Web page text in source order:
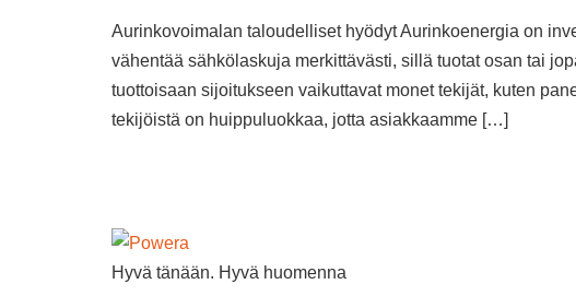
Aurinkovoimalan taloudelliset hyödyt Aurinkoenergia on
vähentää sähkölaskuja merkittävästi, sillä tuotat osan tai
tuottoisaan sijoitukseen vaikuttavat monet tekijät, kuten
tekijöistä on huippuluokkaa, jotta asiakkaamme […]
Hyvä tänään. Hyvä huomenna